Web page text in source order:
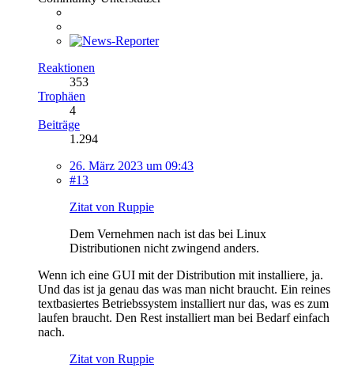
Reaktionen
353
Trophäen
4
Beiträge
1.294
26. März 2023 um 09:43
#13
Zitat von Ruppie
Dem Vernehmen nach ist das bei Linux
Distributionen nicht zwingend anders.
Wenn ich eine GUI mit der Distribution mit installiere, ja.
Und das ist ja genau das was man nicht braucht. Ein reines
textbasiertes Betriebssystem installiert nur das, was es zum
laufen braucht. Den Rest installiert man bei Bedarf einfach
nach.
Zitat von Ruppie